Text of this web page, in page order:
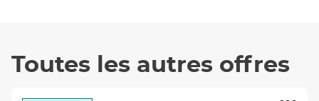
Toutes les autres offres